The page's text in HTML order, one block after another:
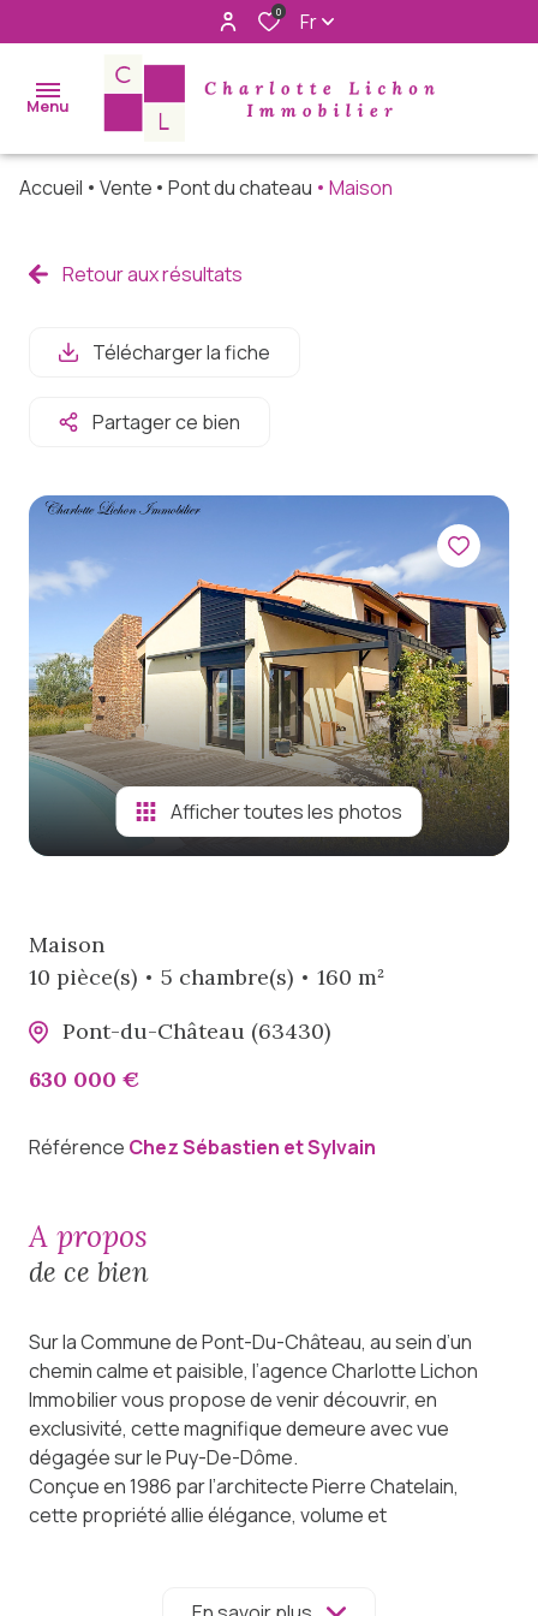
0 Fr
Menu
acheter
pro
à nos cotés
notre
agence
biens
vendus
Accueil Vente Pont du chateau Maison
Retour aux résultats
Télécharger la fiche
Partager ce bien
Afficher toutes les photos
Maison
10 pièce(s)
5 chambre(s)
160 m²
Pont-du-Château (63430)
630 000 €
Référence Chez Sébastien et Sylvain
a propos
de ce bien
Sur la Commune de Pont-Du-Château, au sein d’un
chemin calme et paisible, l’agence Charlotte Lichon
Immobilier vous propose de venir découvrir, en
exclusivité, cette magnifique demeure avec vue
dégagée sur le Puy-De-Dôme.
Conçue en 1986 par l’architecte Pierre Chatelain,
cette propriété allie élégance, volume et
réversible, portail motorisé, garage double électrique,